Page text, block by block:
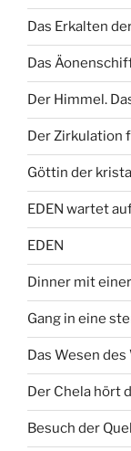
Das Erkalten
Das
Der Himmel.
Der Zirkulation
Göttin der
EDEN wartet
EDEN
Dinner mit
Gang in eine
Das Wesen des
Der Chela hört
Besuch der